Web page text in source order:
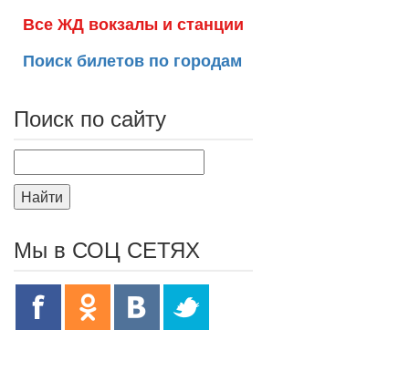
Все ЖД вокзалы и станции
Поиск билетов по городам
Поиск по сайту
Найти
Мы в СОЦ СЕТЯХ